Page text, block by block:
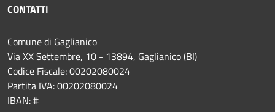
CONTATTI
Comune di Gaglianico
Via XX Settembre, 10 - 13894, Gaglianico (BI)
Codice Fiscale: 00202080024
Partita IVA: 00202080024
IBAN: #